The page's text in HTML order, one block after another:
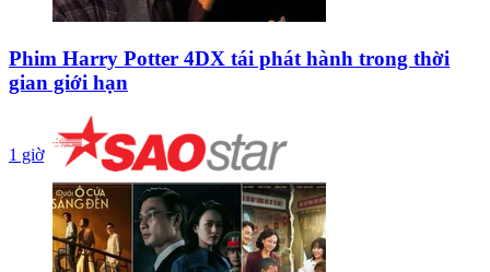
Phim Harry Potter 4DX tái phát hành trong thời
gian giới hạn
1 giờ